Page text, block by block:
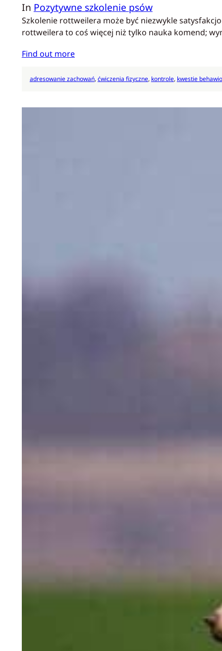
In Pozytywne szkolenie psów
Szkolenie rottweilera może być niezwykle
rottweilera to coś więcej niż tylko nauka komend;
Find out more
adresowanie zachowań, ćwiczenia fizyczne, kontrole, kwestie